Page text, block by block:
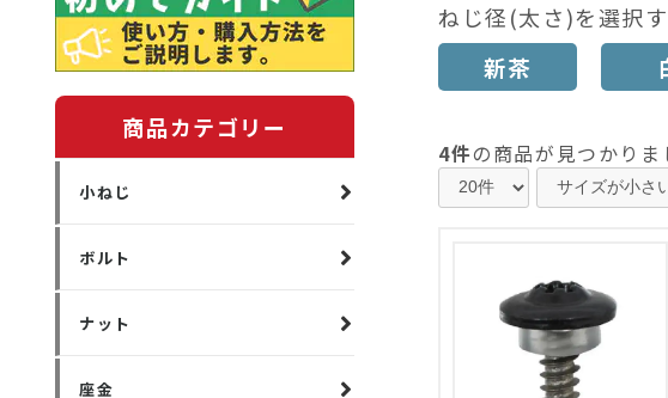
商品カテゴリー
小ねじ
ボルト
ナット
座金
ねじ径(太さ)を選択
新茶
4件の商品が見つかりま